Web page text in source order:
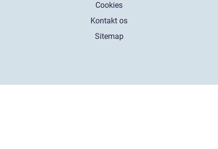
Cookies
Kontakt os
Sitemap